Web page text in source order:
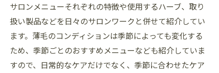
サロンメニューそれぞれの特徴や使用するハーブ、取り
扱い製品などを日々のサロンワークと併せて紹介してい
ます。薄毛のコンディションは季節によっても変化する
ため、季節ごとのおすすめメニューなども紹介していま
すので、日常的なケアだけでなく、季節に合わせたケア